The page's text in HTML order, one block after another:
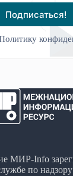
Подписаться!
МИР-Info
по надзору